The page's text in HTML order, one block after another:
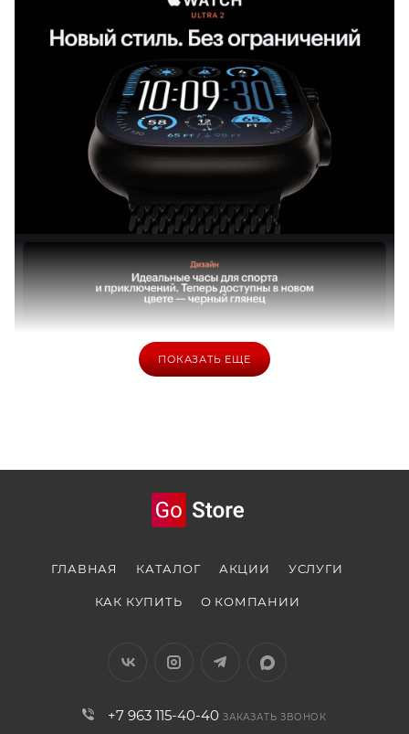
ПОКАЗАТЬ ЕЩЕ
ГЛАВНАЯ КАТАЛОГ АКЦИИ УСЛУГИ
КАК КУПИТЬ О КОМПАНИИ
+7 963 115-40-40 ЗАКАЗАТЬ ЗВОНОК